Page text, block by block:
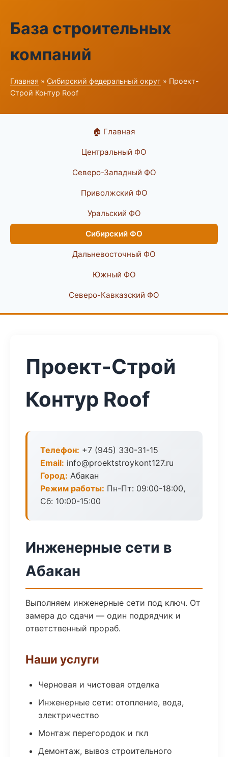
База строительных
компаний
Главная » Сибирский федеральный округ » Проект-
Строй Контур Roof
🏠 Главная
Центральный ФО
Северо-Западный ФО
Приволжский ФО
Уральский ФО
Сибирский ФО
Дальневосточный ФО
Южный ФО
Северо-Кавказский ФО
Проект-Строй
Контур Roof
Телефон: +7 (945) 330-31-15
Email: info@proektstroykont127.ru
Город: Абакан
Режим работы: Пн-Пт: 09:00-18:00,
Сб: 10:00-15:00
Инженерные сети в
Абакан
Выполняем инженерные сети под ключ. От
замера до сдачи — один подрядчик и
ответственный прораб.
Наши услуги
Черновая и чистовая отделка
Инженерные сети: отопление, вода,
электричество
Монтаж перегородок и гкл
Демонтаж, вывоз строительного